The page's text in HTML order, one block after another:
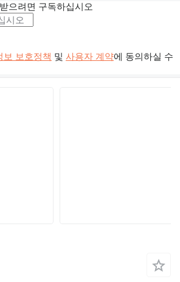
으려면 구독하십시오
보 보호정책 및 사용자 계약에 동의하실 수